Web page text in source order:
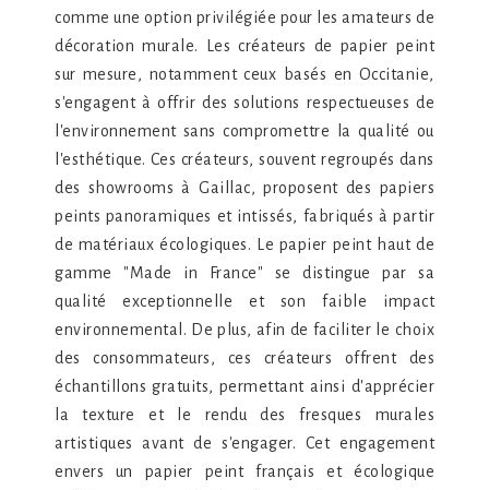
comme une option privilégiée pour les amateurs de
décoration murale. Les créateurs de papier peint
sur mesure, notamment ceux basés en Occitanie,
s'engagent à offrir des solutions respectueuses de
l'environnement sans compromettre la qualité ou
l'esthétique. Ces créateurs, souvent regroupés dans
des showrooms à Gaillac, proposent des papiers
peints panoramiques et intissés, fabriqués à partir
de matériaux écologiques. Le papier peint haut de
gamme "Made in France" se distingue par sa
qualité exceptionnelle et son faible impact
environnemental. De plus, afin de faciliter le choix
des consommateurs, ces créateurs offrent des
échantillons gratuits, permettant ainsi d'apprécier
la texture et le rendu des fresques murales
artistiques avant de s'engager. Cet engagement
envers un papier peint français et écologique